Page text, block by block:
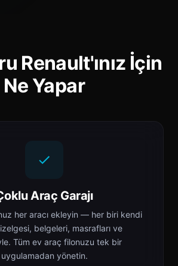
Renault'ınız İçin
Ne Yapar
Araç Garajı
her aracı ekleyin — her biri kendi
belgeleri, masrafları ve
Tüm ev araç filonuzu tek bir
uygulamadan yönetin.